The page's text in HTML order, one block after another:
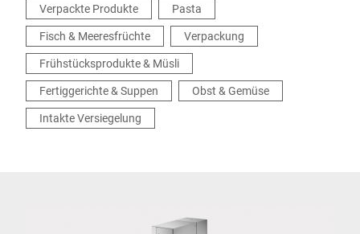
Verpackte Produkte
Pasta
Fisch & Meeresfrüchte
Verpackung
Frühstücksprodukte & Müsli
Fertiggerichte & Suppen
Obst & Gemüse
Intakte Versiegelung